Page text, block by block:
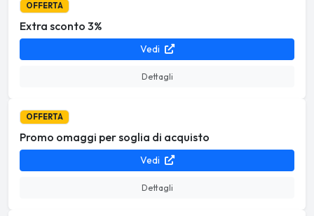
OFFERTA
Extra sconto 3%
Vedi
Dettagli
OFFERTA
Promo omaggi per soglia di acquisto
Vedi
Dettagli